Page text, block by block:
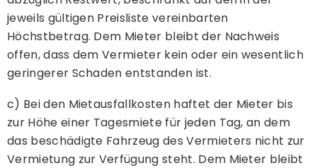
jeweils gültigen Preisliste vereinbarten
Höchstbetrag. Dem Mieter bleibt der Nachweis
offen, dass dem Vermieter kein oder ein wesentlich
geringerer Schaden entstanden ist.
c) Bei den Mietausfallkosten haftet der Mieter bis
zur Höhe einer Tagesmiete für jeden Tag, an dem
das beschädigte Fahrzeug des Vermieters nicht zur
Vermietung zur Verfügung steht. Dem Mieter bleibt